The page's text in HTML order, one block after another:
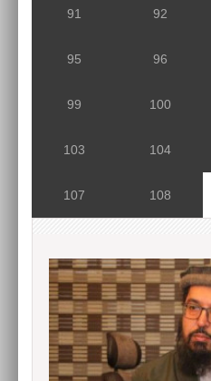
91 92
95 96
99 100
103 104
107 108